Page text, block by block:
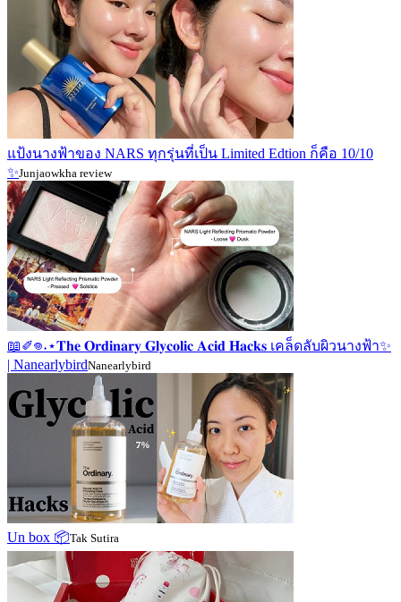
แป้งนางฟ้าของ NARS ทุกรุ่นที่เป็น Limited Edtion ก็คือ 10/10
✨Junjaowkha review
📖✐𖦹˖⋆𝐓𝐡𝐞 𝐎𝐫𝐝𝐢𝐧𝐚𝐫𝐲 𝐆𝐥𝐲𝐜𝐨𝐥𝐢𝐜 𝐀𝐜𝐢𝐝 𝐇𝐚𝐜𝐤𝐬 เคล็ดลับผิวนางฟ้า✨
| NanearlybirdNanearlybird
Un box 📦Tak Sutira